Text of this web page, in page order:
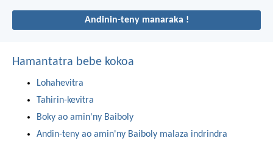
Andinin-teny manaraka !
Hamantatra bebe kokoa
Lohahevitra
Tahirin-kevitra
Boky ao amin'ny Baiboly
Andin-teny ao amin'ny Baiboly malaza indrindra